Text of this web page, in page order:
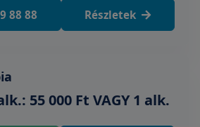
88 88 Részletek
55 000 Ft VAGY 1 alk.